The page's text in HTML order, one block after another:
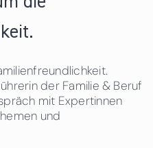
der Familie & Beruf
mit Expertinnen
und